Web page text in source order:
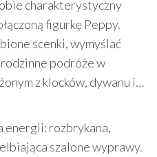
charakterystyczny
figurkę Peppy.
scenki, wymyślać
podróże w
z klocków, dywanu i…
energii: rozbrykana,
szalone wyprawy.